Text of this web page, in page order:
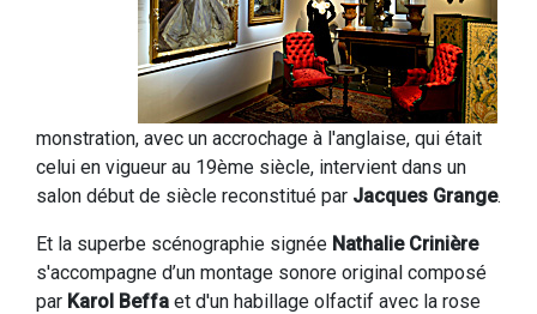
monstration, avec un accrochage à l'anglaise, qui était
celui en vigueur au 19ème siècle, intervient dans un
salon début de siècle reconstitué par Jacques Grange.
Et la superbe scénographie signée Nathalie Crinière
s'accompagne d’un montage sonore original composé
par Karol Beffa et d'un habillage olfactif avec la rose